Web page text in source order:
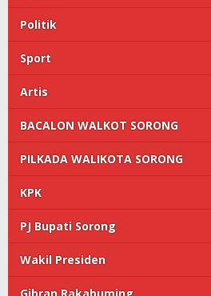
Politik
Sport
Artis
BACALON WALKOT SORONG
PILKADA WALIKOTA SORONG
KPK
PJ Bupati Sorong
Wakil Presiden